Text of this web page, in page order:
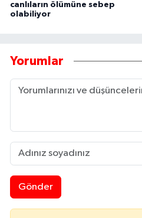
canlıların ölümüne sebep
olabiliyor
Yorumlar
Gönder